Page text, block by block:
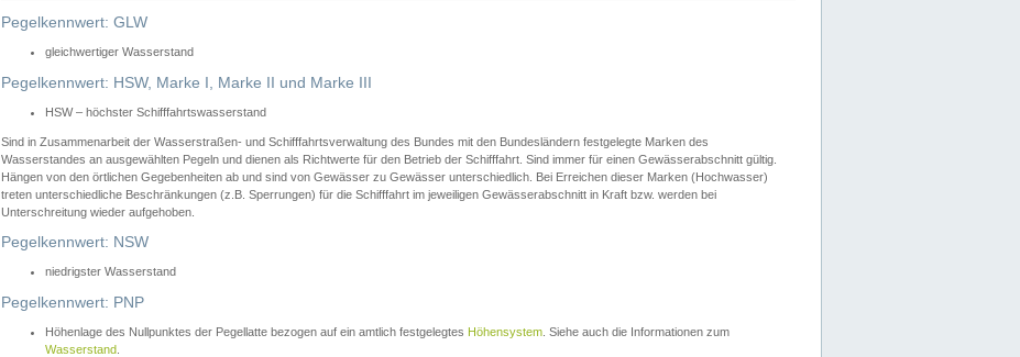
Pegelkennwert: GLW
gleichwertiger Wasserstand
Pegelkennwert: HSW, Marke I, Marke II und Marke III
HSW – höchster Schifffahrtswasserstand
Sind in Zusammenarbeit der Wasserstraßen- und Schifffahrtsverwaltung des Bundes mit den Bundesländern festgelegte Marken des
Wasserstandes an ausgewählten Pegeln und dienen als Richtwerte für den Betrieb der Schifffahrt. Sind immer für einen Gewässerabschnitt gültig.
Hängen von den örtlichen Gegebenheiten ab und sind von Gewässer zu Gewässer unterschiedlich. Bei Erreichen dieser Marken (Hochwasser)
treten unterschiedliche Beschränkungen (z.B. Sperrungen) für die Schifffahrt im jeweiligen Gewässerabschnitt in Kraft bzw. werden bei
Unterschreitung wieder aufgehoben.
Pegelkennwert: NSW
niedrigster Wasserstand
Pegelkennwert: PNP
Höhenlage des Nullpunktes der Pegellatte bezogen auf ein amtlich festgelegtes Höhensystem . Siehe auch die Informationen zum
Wasserstand